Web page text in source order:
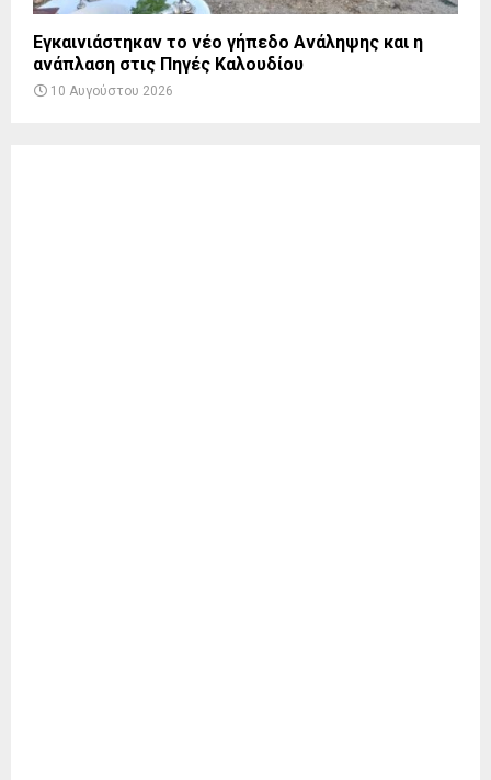
Εγκαινιάστηκαν το νέο γήπεδο Ανάληψης και η
ανάπλαση στις Πηγές Καλουδίου
10 Αυγούστου 2026